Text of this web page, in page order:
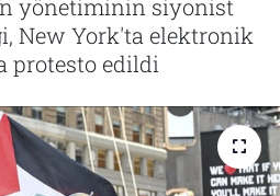
yönetiminin siyonist
New York'ta elektronik
protesto edildi